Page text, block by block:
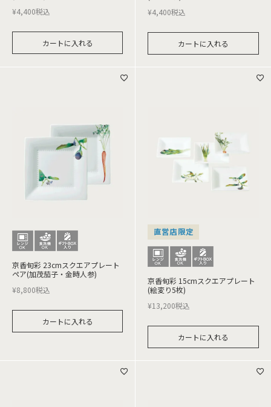
¥4,400税込
カートに入れる
¥4,400税込
カートに入れる
京香旬彩 23cmスクエアプレート
ペア(加茂茄子・金時人参)
¥8,800税込
カートに入れる
直営店限定
京香旬彩 15cmスクエアプレート
(絵変り5枚)
¥13,200税込
カートに入れる